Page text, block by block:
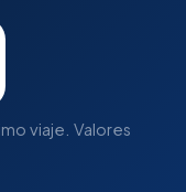
viaje. Valores